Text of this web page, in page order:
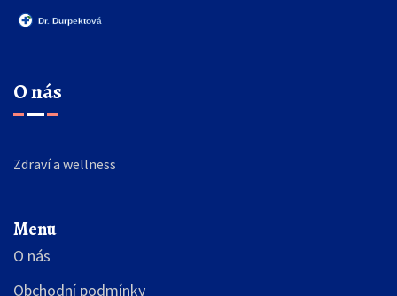
O nás
Zdraví a wellness
Menu
O nás
Obchodní podmínky